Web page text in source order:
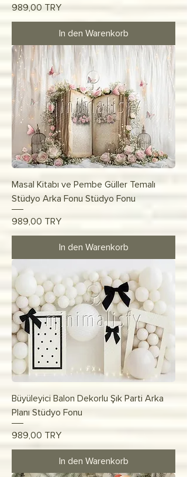
Preis
989,00 TRY
In den Warenkorb
Masal Kitabı ve Pembe Güller Temalı
Stüdyo Arka Fonu Stüdyo Fonu
Preis
989,00 TRY
In den Warenkorb
Büyüleyici Balon Dekorlu Şık Parti Arka
Planı Stüdyo Fonu
Preis
989,00 TRY
In den Warenkorb